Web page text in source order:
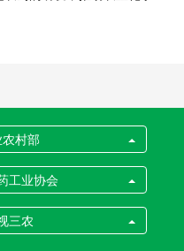
农村部
工业协会
三农